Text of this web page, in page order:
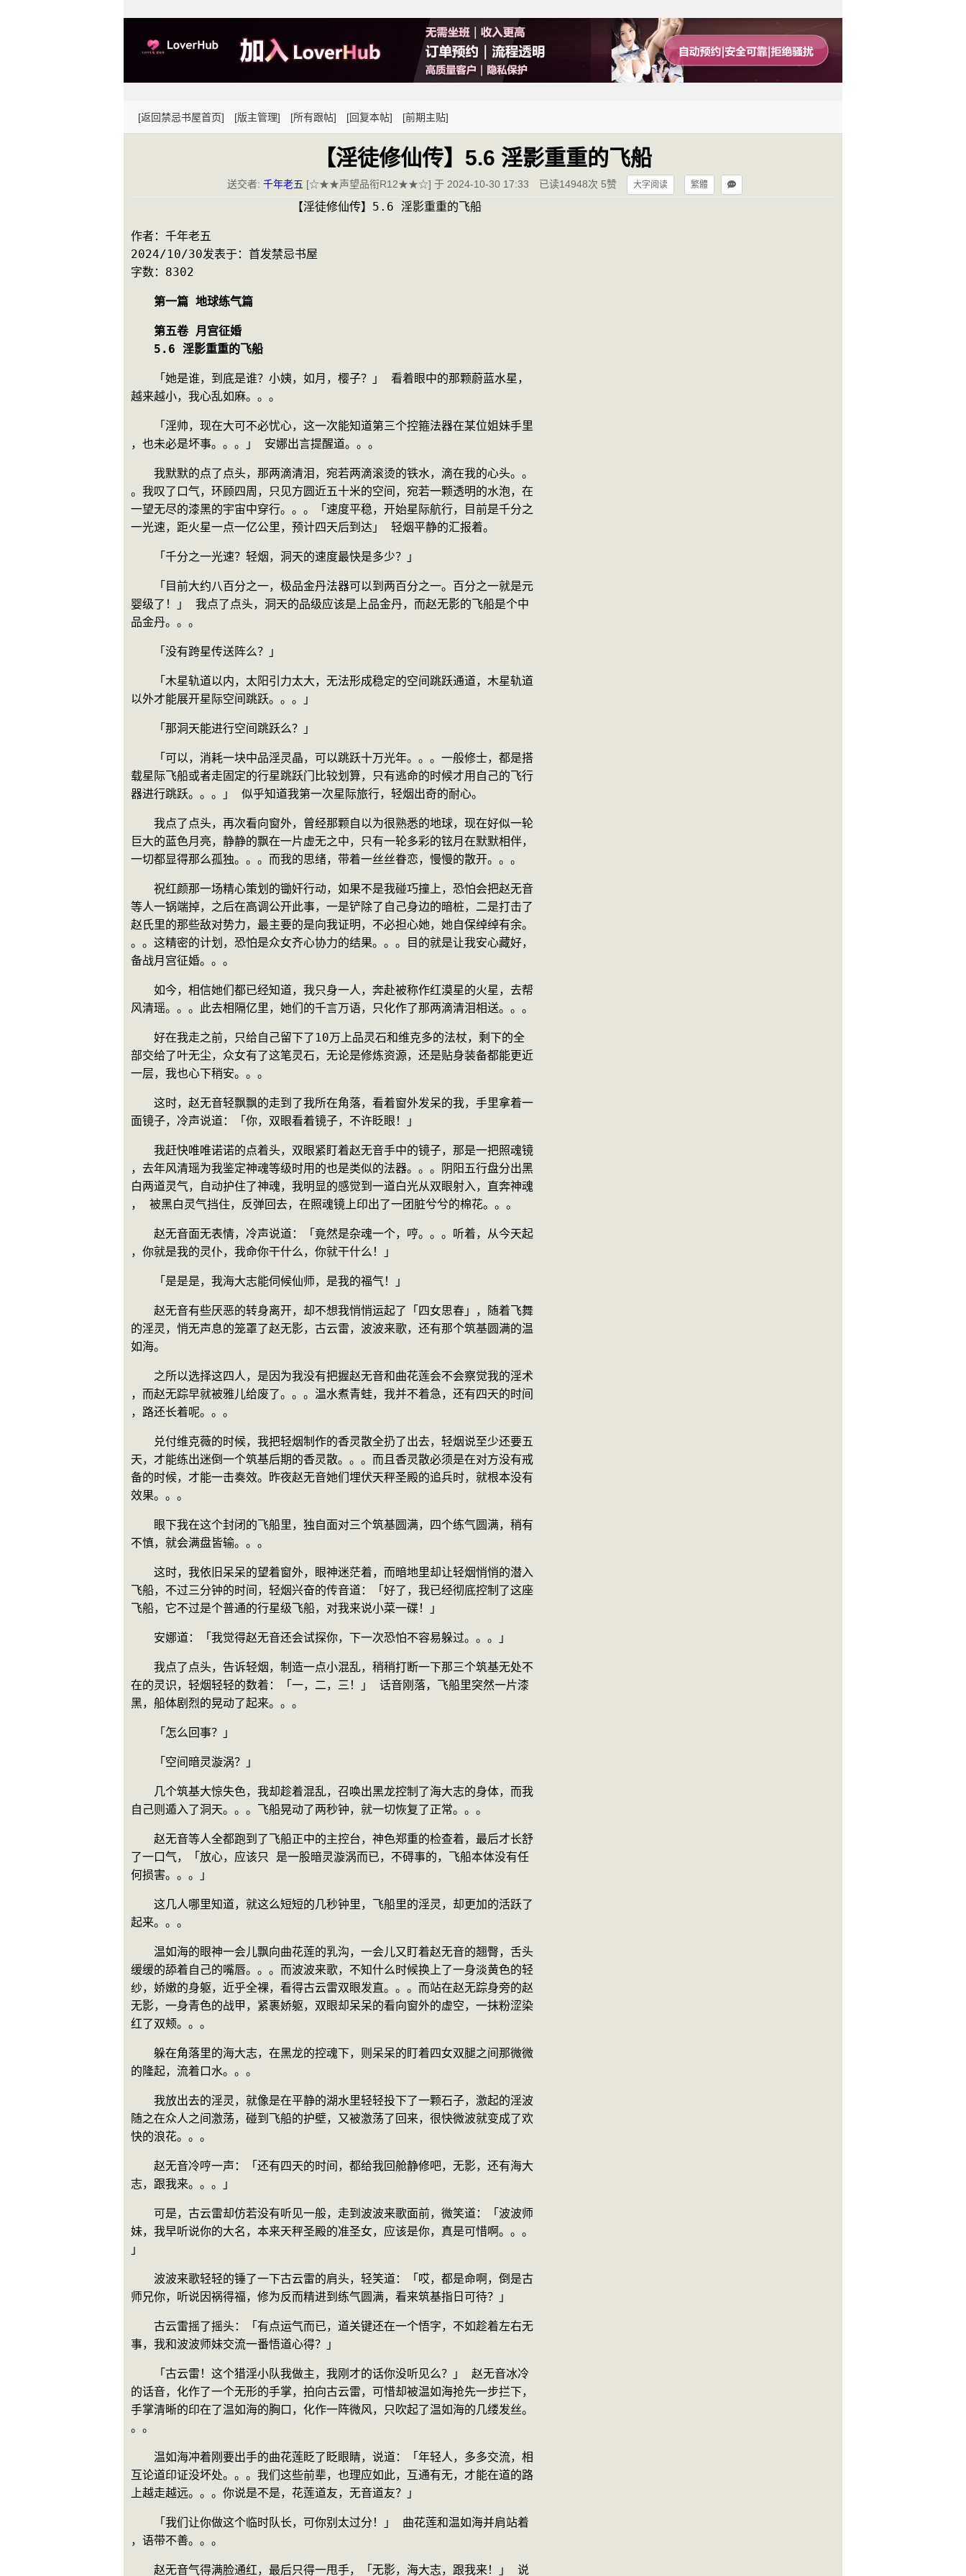
[返回禁忌书屋首页] [版主管理] [所有跟帖] [回复本帖] [前期主贴]
【淫徒修仙传】5.6 淫影重重的飞船
送交者: 千年老五 [☆★★声望品衔R12★★☆] 于 2024-10-30 17:33 已读14948次 5赞 大字阅读 繁體
【淫徒修仙传】5.6 淫影重重的飞船
作者：千年老五
2024/10/30发表于：首发禁忌书屋
字数：8302
第一篇 地球练气篇
第五卷 月宫征婚
5.6 淫影重重的飞船
「她是谁，到底是谁？小姨，如月，樱子？」 看着眼中的那颗蔚蓝水星，
越来越小，我心乱如麻。。。
「淫帅，现在大可不必忧心，这一次能知道第三个控箍法器在某位姐妹手里
，也未必是坏事。。。」 安娜出言提醒道。。。
我默默的点了点头，那两滴清泪，宛若两滴滚烫的铁水，滴在我的心头。。
。我叹了口气，环顾四周，只见方圆近五十米的空间，宛若一颗透明的水泡，在
一望无尽的漆黑的宇宙中穿行。。。「速度平稳，开始星际航行，目前是千分之
一光速，距火星一点一亿公里，预计四天后到达」 轻烟平静的汇报着。
「千分之一光速？轻烟，洞天的速度最快是多少？」
「目前大约八百分之一，极品金丹法器可以到两百分之一。百分之一就是元
婴级了！」 我点了点头，洞天的品级应该是上品金丹，而赵无影的飞船是个中
品金丹。。。
「没有跨星传送阵么？」
「木星轨道以内，太阳引力太大，无法形成稳定的空间跳跃通道，木星轨道
以外才能展开星际空间跳跃。。。」
「那洞天能进行空间跳跃么？」
「可以，消耗一块中品淫灵晶，可以跳跃十万光年。。。一般修士，都是搭
载星际飞船或者走固定的行星跳跃门比较划算，只有逃命的时候才用自己的飞行
器进行跳跃。。。」 似乎知道我第一次星际旅行，轻烟出奇的耐心。
我点了点头，再次看向窗外，曾经那颗自以为很熟悉的地球，现在好似一轮
巨大的蓝色月亮，静静的飘在一片虚无之中，只有一轮多彩的铉月在默默相伴，
一切都显得那么孤独。。。而我的思绪，带着一丝丝眷恋，慢慢的散开。。。
祝红颜那一场精心策划的锄奸行动，如果不是我碰巧撞上，恐怕会把赵无音
等人一锅端掉，之后在高调公开此事，一是铲除了自己身边的暗桩，二是打击了
赵氏里的那些敌对势力，最主要的是向我证明，不必担心她，她自保绰绰有余。
。。这精密的计划，恐怕是众女齐心协力的结果。。。目的就是让我安心藏好，
备战月宫征婚。。。
如今，相信她们都已经知道，我只身一人，奔赴被称作红漠星的火星，去帮
风清瑶。。。此去相隔亿里，她们的千言万语，只化作了那两滴清泪相送。。。
好在我走之前，只给自己留下了10万上品灵石和维克多的法杖，剩下的全
部交给了叶无尘，众女有了这笔灵石，无论是修炼资源，还是贴身装备都能更近
一层，我也心下稍安。。。
这时，赵无音轻飘飘的走到了我所在角落，看着窗外发呆的我，手里拿着一
面镜子，冷声说道：「你，双眼看着镜子，不许眨眼！」
我赶快唯唯诺诺的点着头，双眼紧盯着赵无音手中的镜子，那是一把照魂镜
，去年风清瑶为我鉴定神魂等级时用的也是类似的法器。。。阴阳五行盘分出黑
白两道灵气，自动护住了神魂，我明显的感觉到一道白光从双眼射入，直奔神魂
， 被黑白灵气挡住，反弹回去，在照魂镜上印出了一团脏兮兮的棉花。。。
赵无音面无表情，冷声说道：「竟然是杂魂一个，哼。。。听着，从今天起
，你就是我的灵仆，我命你干什么，你就干什么！」
「是是是，我海大志能伺候仙师，是我的福气！」
赵无音有些厌恶的转身离开，却不想我悄悄运起了「四女思春」，随着飞舞
的淫灵，悄无声息的笼罩了赵无影，古云雷，波波来歌，还有那个筑基圆满的温
如海。
之所以选择这四人，是因为我没有把握赵无音和曲花莲会不会察觉我的淫术
，而赵无踪早就被雅儿给废了。。。温水煮青蛙，我并不着急，还有四天的时间
，路还长着呢。。。
兑付维克薇的时候，我把轻烟制作的香灵散全扔了出去，轻烟说至少还要五
天，才能练出迷倒一个筑基后期的香灵散。。。而且香灵散必须是在对方没有戒
备的时候，才能一击奏效。昨夜赵无音她们埋伏天秤圣殿的追兵时，就根本没有
效果。。。
眼下我在这个封闭的飞船里，独自面对三个筑基圆满，四个练气圆满，稍有
不慎，就会满盘皆输。。。
这时，我依旧呆呆的望着窗外，眼神迷茫着，而暗地里却让轻烟悄悄的潜入
飞船，不过三分钟的时间，轻烟兴奋的传音道：「好了，我已经彻底控制了这座
飞船，它不过是个普通的行星级飞船，对我来说小菜一碟！」
安娜道：「我觉得赵无音还会试探你，下一次恐怕不容易躲过。。。」
我点了点头，告诉轻烟，制造一点小混乱，稍稍打断一下那三个筑基无处不
在的灵识，轻烟轻轻的数着：「一，二，三！」 话音刚落，飞船里突然一片漆
黑，船体剧烈的晃动了起来。。。
「怎么回事？」
「空间暗灵漩涡？」
几个筑基大惊失色，我却趁着混乱，召唤出黑龙控制了海大志的身体，而我
自己则遁入了洞天。。。飞船晃动了两秒钟，就一切恢复了正常。。。
赵无音等人全都跑到了飞船正中的主控台，神色郑重的检查着，最后才长舒
了一口气，「放心，应该只 是一股暗灵漩涡而已，不碍事的，飞船本体没有任
何损害。。。」
这几人哪里知道，就这么短短的几秒钟里，飞船里的淫灵，却更加的活跃了
起来。。。
温如海的眼神一会儿飘向曲花莲的乳沟，一会儿又盯着赵无音的翘臀，舌头
缓缓的舔着自己的嘴唇。。。而波波来歌，不知什么时候换上了一身淡黄色的轻
纱，娇嫩的身躯，近乎全裸，看得古云雷双眼发直。。。而站在赵无踪身旁的赵
无影，一身青色的战甲，紧裹娇躯，双眼却呆呆的看向窗外的虚空，一抹粉涩染
红了双颊。。。
躲在角落里的海大志，在黑龙的控魂下，则呆呆的盯着四女双腿之间那微微
的隆起，流着口水。。。
我放出去的淫灵，就像是在平静的湖水里轻轻投下了一颗石子，激起的淫波
随之在众人之间激荡，碰到飞船的护壁，又被激荡了回来，很快微波就变成了欢
快的浪花。。。
赵无音冷哼一声：「还有四天的时间，都给我回舱静修吧，无影，还有海大
志，跟我来。。。」
可是，古云雷却仿若没有听见一般，走到波波来歌面前，微笑道：「波波师
妹，我早听说你的大名，本来天秤圣殿的准圣女，应该是你，真是可惜啊。。。
」
波波来歌轻轻的锤了一下古云雷的肩头，轻笑道：「哎，都是命啊，倒是古
师兄你，听说因祸得福，修为反而精进到练气圆满，看来筑基指日可待？」
古云雷摇了摇头：「有点运气而已，道关键还在一个悟字，不如趁着左右无
事，我和波波师妹交流一番悟道心得？」
「古云雷！这个猎淫小队我做主，我刚才的话你没听见么？」 赵无音冰冷
的话音，化作了一个无形的手掌，拍向古云雷，可惜却被温如海抢先一步拦下，
手掌清晰的印在了温如海的胸口，化作一阵微风，只吹起了温如海的几缕发丝。
。。
温如海冲着刚要出手的曲花莲眨了眨眼睛，说道：「年轻人，多多交流，相
互论道印证没坏处。。。我们这些前辈，也理应如此，互通有无，才能在道的路
上越走越远。。。你说是不是，花莲道友，无音道友？」
「我们让你做这个临时队长，可你别太过分！」 曲花莲和温如海并肩站着
，语带不善。。。
赵无音气得满脸通红，最后只得一甩手，「无影，海大志，跟我来！」 说